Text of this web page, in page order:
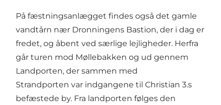
På fæstningsanlægget findes også det gamle
vandtårn nær Dronningens Bastion, der i dag er
fredet, og åbent ved særlige lejligheder. Herfra
går turen mod Møllebakken og ud gennem
Landporten, der sammen med
Strandporten var indgangene til Christian 3.s
befæstede by. Fra landporten følges den